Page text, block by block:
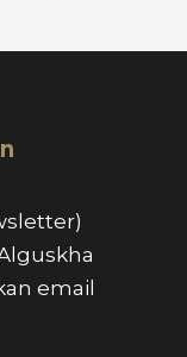
email